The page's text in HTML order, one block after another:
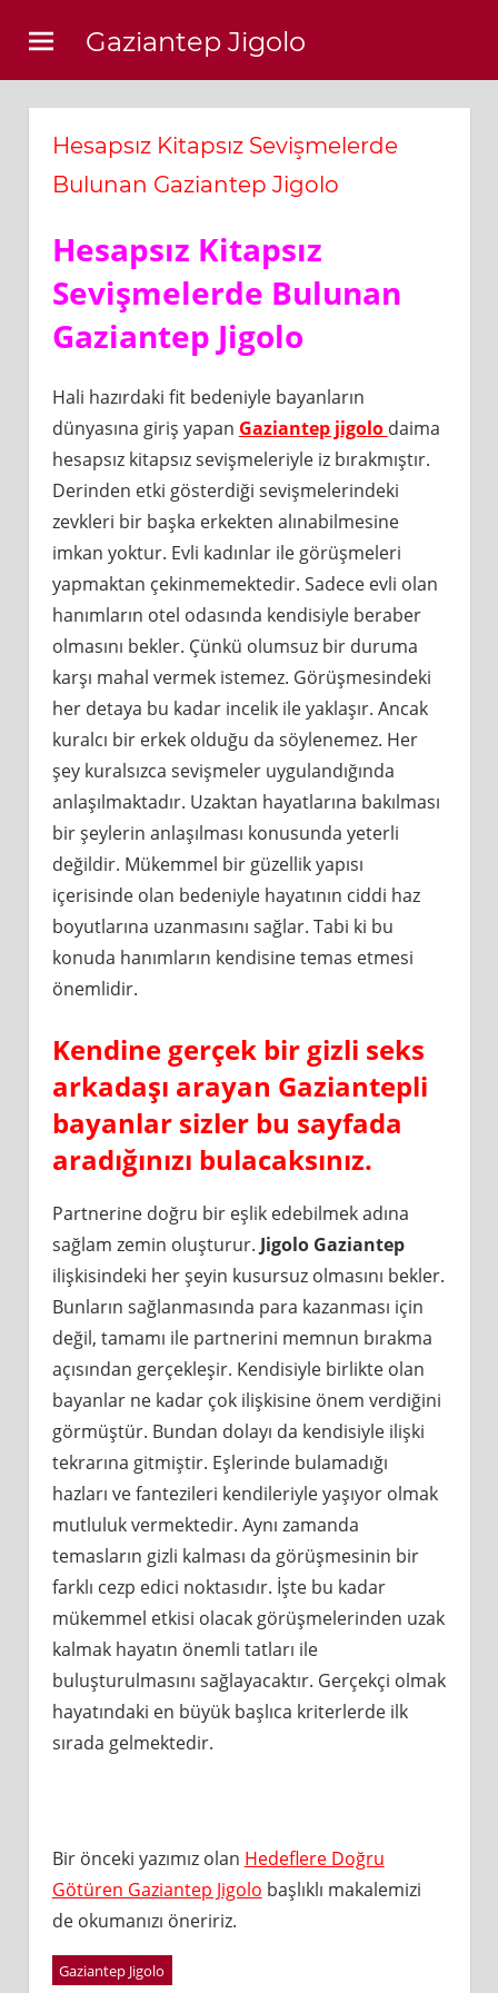
content
Gaziantep Jigolo
Hesapsız Kitapsız Sevişmelerde
Bulunan Gaziantep Jigolo
Hesapsız Kitapsız
Sevişmelerde Bulunan
Gaziantep Jigolo
Hali hazırdaki fit bedeniyle bayanların
dünyasına giriş yapan Gaziantep jigolo daima
hesapsız kitapsız sevişmeleriyle iz bırakmıştır.
Derinden etki gösterdiği sevişmelerindeki
zevkleri bir başka erkekten alınabilmesine
imkan yoktur. Evli kadınlar ile görüşmeleri
yapmaktan çekinmemektedir. Sadece evli olan
hanımların otel odasında kendisiyle beraber
olmasını bekler. Çünkü olumsuz bir duruma
karşı mahal vermek istemez. Görüşmesindeki
her detaya bu kadar incelik ile yaklaşır. Ancak
kuralcı bir erkek olduğu da söylenemez. Her
şey kuralsızca sevişmeler uygulandığında
anlaşılmaktadır. Uzaktan hayatlarına bakılması
bir şeylerin anlaşılması konusunda yeterli
değildir. Mükemmel bir güzellik yapısı
içerisinde olan bedeniyle hayatının ciddi haz
boyutlarına uzanmasını sağlar. Tabi ki bu
konuda hanımların kendisine temas etmesi
önemlidir.
Kendine gerçek bir gizli seks
arkadaşı arayan Gaziantepli
bayanlar sizler bu sayfada
aradığınızı bulacaksınız.
Partnerine doğru bir eşlik edebilmek adına
sağlam zemin oluşturur. Jigolo Gaziantep
ilişkisindeki her şeyin kusursuz olmasını bekler.
Bunların sağlanmasında para kazanması için
değil, tamamı ile partnerini memnun bırakma
açısından gerçekleşir. Kendisiyle birlikte olan
bayanlar ne kadar çok ilişkisine önem verdiğini
görmüştür. Bundan dolayı da kendisiyle ilişki
tekrarına gitmiştir. Eşlerinde bulamadığı
hazları ve fantezileri kendileriyle yaşıyor olmak
mutluluk vermektedir. Aynı zamanda
temasların gizli kalması da görüşmesinin bir
farklı cezp edici noktasıdır. İşte bu kadar
mükemmel etkisi olacak görüşmelerinden uzak
kalmak hayatın önemli tatları ile
buluşturulmasını sağlayacaktır. Gerçekçi olmak
hayatındaki en büyük başlıca kriterlerde ilk
sırada gelmektedir.
Bir önceki yazımız olan Hedeflere Doğru
Götüren Gaziantep Jigolo başlıklı makalemizi
de okumanızı öneririz.
Gaziantep Jigolo